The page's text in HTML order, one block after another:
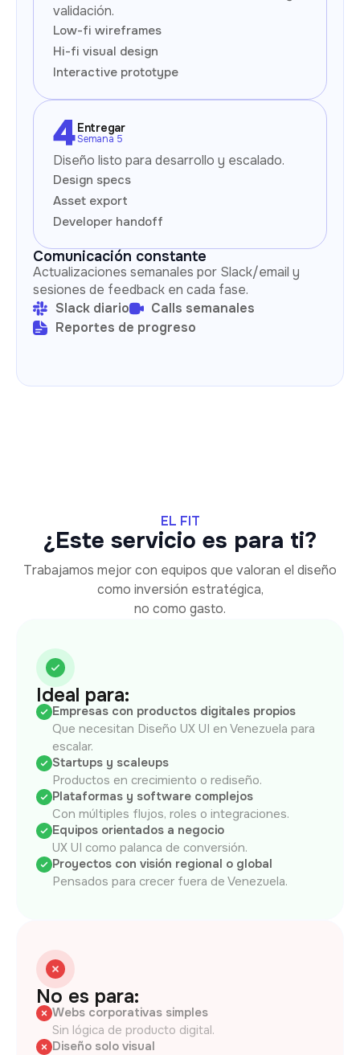
validación.
Low-fi wireframes
Hi-fi visual design
Interactive prototype
Entregar
Semana 5
Diseño listo para desarrollo y escalado.
Design specs
Asset export
Developer handoff
Comunicación constante
Actualizaciones semanales por Slack/email y
sesiones de feedback en cada fase.
Slack diario
Calls semanales
Reportes de progreso
EL FIT
¿Este servicio es para ti?
Trabajamos mejor con equipos que valoran el diseño
como inversión estratégica,
no como gasto.
Ideal para:
Empresas con productos digitales propios
Que necesitan Diseño UX UI en Venezuela para
escalar.
Startups y scaleups
Productos en crecimiento o rediseño.
Plataformas y software complejos
Con múltiples flujos, roles o integraciones.
Equipos orientados a negocio
UX UI como palanca de conversión.
Proyectos con visión regional o global
Pensados para crecer fuera de Venezuela.
No es para:
Webs corporativas simples
Sin lógica de producto digital.
Diseño solo visual